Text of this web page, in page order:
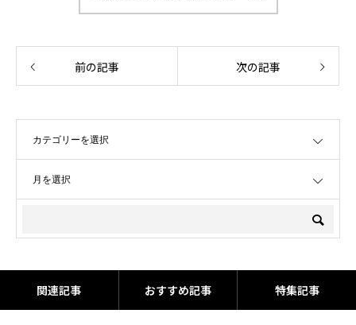
前の記事 次の記事
OPEN
OPEN
関連記事 おすすめ記事 特集記事